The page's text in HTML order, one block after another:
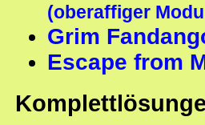
(oberaffiger
Grim
Escape from